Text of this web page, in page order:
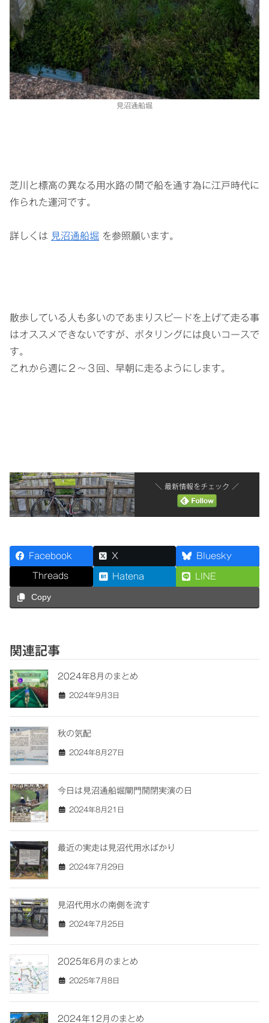
見沼通船堀
芝川と標高の異なる用水路の間で船を通す為に江戸時代に
作られた運河です。
詳しくは 見沼通船堀 を参照願います。
散歩している人も多いのであまりスピードを上げて走る事
はオススメできないですが、ポタリングには良いコースで
す。
これから週に２～３回、早朝に走るようにします。
＼ 最新情報をチェック ／
Facebook X Bluesky
Threads Hatena LINE
Copy
関連記事
2024年8月のまとめ
2024年9月3日
秋の気配
2024年8月27日
今日は見沼通船堀閘門開閉実演の日
2024年8月21日
最近の実走は見沼代用水ばかり
2024年7月29日
見沼代用水の南側を流す
2024年7月25日
2025年6月のまとめ
2025年7月8日
2024年12月のまとめ